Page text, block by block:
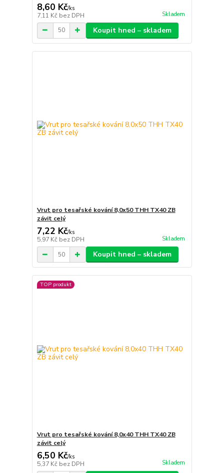
8,60 Kč/ks
7,11 Kč bez DPH Skladem
Koupit hned – skladem
Vrut pro tesařské kování 8,0x50 THH TX40 ZB
závit celý
7,22 Kč/ks
5,97 Kč bez DPH Skladem
Koupit hned – skladem
TOP produkt
Vrut pro tesařské kování 8,0x40 THH TX40 ZB
závit celý
6,50 Kč/ks
5,37 Kč bez DPH Skladem